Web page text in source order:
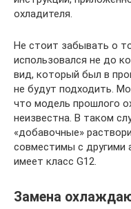
охладителя.
Не стоит забывать о
использовался не до
вид, который был в
не будут подходить.
что модель прошлого
неизвестна. В таком
«добавочные»
совместимы с другими
имеет класс G12.
Замена